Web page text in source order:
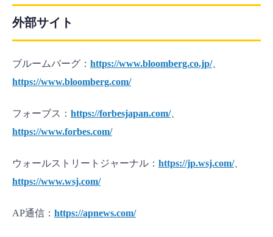
外部サイト
ブルームバーグ： https://www.bloomberg.co.jp/、
https://www.bloomberg.com/
フォーブス： https://forbesjapan.com/、
https://www.forbes.com/
ウォールストリートジャーナル： https://jp.wsj.com/、
https://www.wsj.com/
AP通信： https://apnews.com/